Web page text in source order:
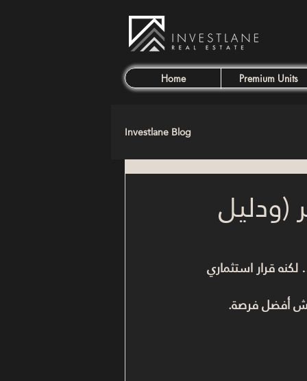
Home Premium Units
Investlane Blog
(ودليل
قرار استثماري
أفضل فرصة.